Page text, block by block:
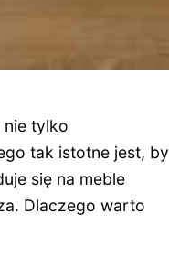
nie tylko
tak istotne jest, by
się na meble
Dlaczego warto